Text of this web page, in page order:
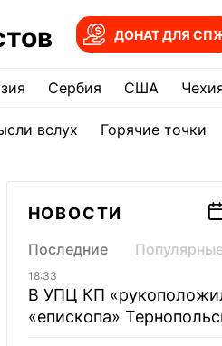
ДОНАТ ДЛЯ
Сербия США
вслух Горячие точки
НОВОСТИ
Последние
18:33
В УПЦ КП
«епископа»